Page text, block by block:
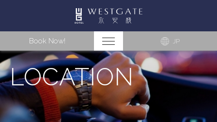
LOCATION
Book Now! JP